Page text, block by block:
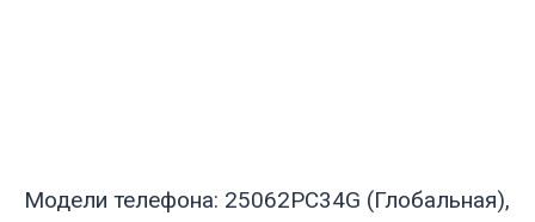
Модели телефона: 25062PC34G (Глобальная),